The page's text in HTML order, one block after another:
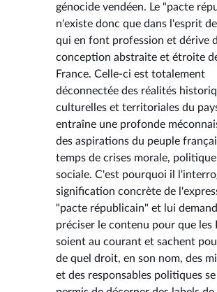
génocide vendéen. Le "pacte
n'existe donc que dans l'esprit
qui en font profession et dérive
conception abstraite et étroite
France. Celle-ci est totalement
déconnectée des réalités
culturelles et territoriales du
entraîne une profonde
des aspirations du peuple
temps de crises morale,
sociale. C'est pourquoi il
signification concrète de
"pacte républicain" et lui
préciser le contenu pour que les
soient au courant et sachent
de quel droit, en son nom, des
et des responsables politiques